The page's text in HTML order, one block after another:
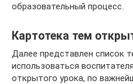
образовательный процесс.
Картотека тем
Далее представлен список
использоваться
открытого урока, по